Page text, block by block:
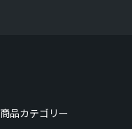
商品カテゴリー